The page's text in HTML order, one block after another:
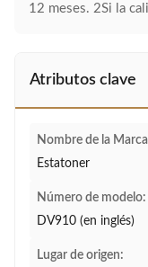
12 meses. 2Si la
Atributos clave
Nombre de la
Estatoner
Número de modelo:
DV910 (en inglés)
Lugar de origen: